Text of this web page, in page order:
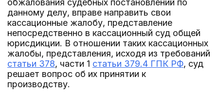
обжалования судебных постановлений по
данному делу, вправе направить свои
кассационные жалобу, представление
непосредственно в кассационный суд общей
юрисдикции. В отношении таких кассационных
жалобы, представления, исходя из требований
статьи 378, части 1 статьи 379.4 ГПК РФ, суд
решает вопрос об их принятии к
производству.